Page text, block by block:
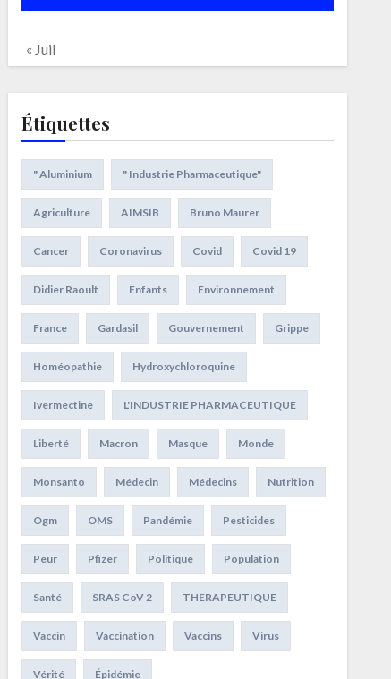
« Juil
Étiquettes
" Aluminium " Industrie Pharmaceutique"
Agriculture AIMSIB Bruno Maurer
Cancer Coronavirus Covid Covid 19
Didier Raoult Enfants Environnement
France Gardasil Gouvernement Grippe
Homéopathie Hydroxychloroquine
Ivermectine L'INDUSTRIE PHARMACEUTIQUE
Liberté Macron Masque Monde
Monsanto Médecin Médecins Nutrition
Ogm OMS Pandémie Pesticides
Peur Pfizer Politique Population
Santé SRAS CoV 2 THERAPEUTIQUE
Vaccin Vaccination Vaccins Virus
Vérité Épidémie